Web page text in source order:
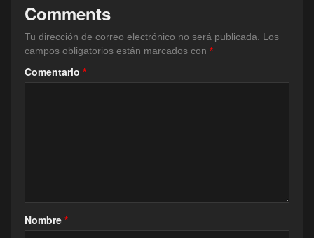
Comments
Tu dirección de correo electrónico no será publicada.
Los
campos obligatorios están marcados con *
Comentario *
Nombre *